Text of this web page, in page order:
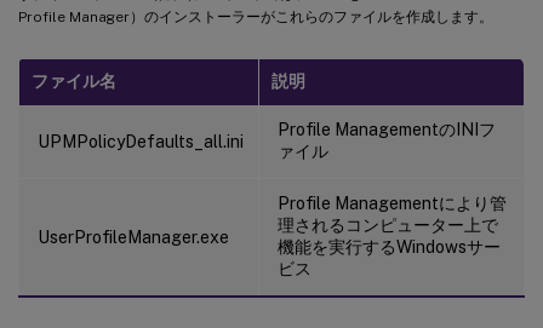
Profile Manager）のインストーラーがこれらのファイルを作成します。
ファイル名 説明
UPMPolicyDefaults_all.ini
Profile ManagementのINIフ
ァイル
UserProfileManager.exe
Profile Managementにより管
理されるコンピューター上で
機能を実行するWindowsサー
ビス